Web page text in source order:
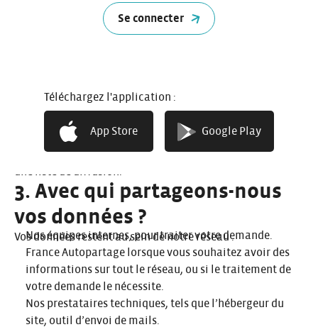
Se connecter
Téléchargez l'application :
App Store Google Play
Les catégories de données principales sont :
Données que vous nous fournissez : nom, prénom, e-
mail, téléphone, ville, message (via les formulaires).
site soit soumis à votre consentement avant
implémentation.
Vous avez la possibilité de changer d’avis, à tout moment,
en désactivant les traceurs dans vos paramètres de
3. Avec qui partageons-nous
vos données ?
Vos données restent au sein de notre réseau :
Nos équipes internes, pour traiter votre demande.
France Autopartage lorsque vous souhaitez avoir des
informations sur tout le réseau, ou si le traitement de
votre demande le nécessite.
Nos prestataires techniques, tels que l’hébergeur du
site, outil d’envoi de mails.